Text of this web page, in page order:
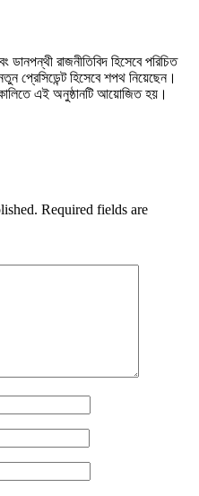
রাজনীতিবিদ হিসেবে পরিচিত
প্রেসিডেন্ট হিসেবে শপথ নিয়েছেন।
এই অনুষ্ঠানটি আয়োজিত হয়।
Required fields are